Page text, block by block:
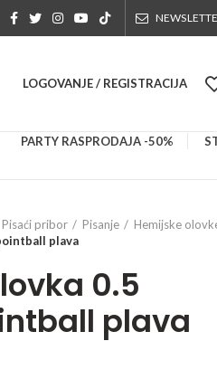
LOGOVANJE / REGISTRACIJA
PARTY RASPRODAJA -50%
Pisaći pribor Pisanje
Hemijske
plava
0.5
plava